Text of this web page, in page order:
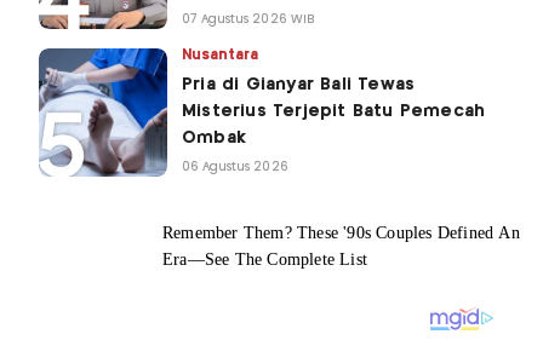
07 Agustus 2026 WIB
Nusantara
Pria di Gianyar Bali Tewas
Misterius Terjepit Batu Pemecah
Ombak
06 Agustus 2026